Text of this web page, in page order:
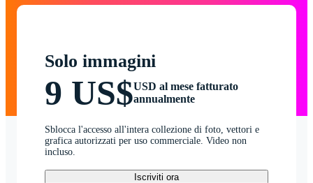
Solo immagini
9 US$USD al mese fatturato
annualmente
Sblocca l'accesso all'intera collezione di foto, vettori e
grafica autorizzati per uso commerciale. Video non
incluso.
Iscriviti ora